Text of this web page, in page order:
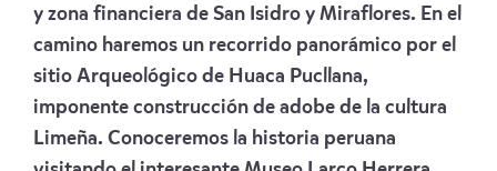
y zona financiera de San Isidro y Miraflores. En el
camino haremos un recorrido panorámico por el
sitio Arqueológico de Huaca Pucllana,
imponente construcción de adobe de la cultura
Limeña. Conoceremos la historia peruana